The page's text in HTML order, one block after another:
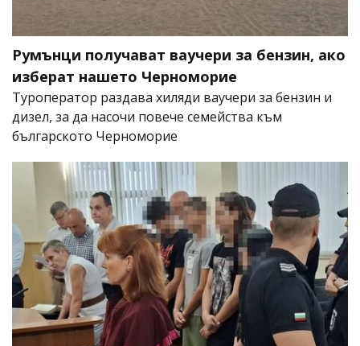
Румънци получават ваучери за бензин, ако
изберат нашето Черноморие
Туроператор раздава хиляди ваучери за бензин и
дизел, за да насочи повече семейства към
българското Черноморие